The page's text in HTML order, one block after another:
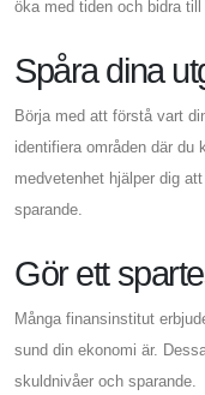
öka med tiden och bidra
Spåra dina
Börja med att förstå vart
identifiera områden där du
medvetenhet hjälper dig
sparande.
Gör ett
Många finansinstitut
sund din ekonomi är.
skuldnivåer och sparande.